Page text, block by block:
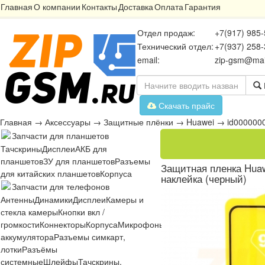
ГлавнаяО компании КонтактыДоставкаОплатаГарантия
Отдел продаж:
+7(917)
Технический отдел: +7(937)
email:
zip-
Скачать прайс
Главная → Аксессуары → Защитные плёнки → Huawei →
Запчасти для планшетов
ТачскриныДисплеиАКБ для
планшетовЗУ для планшетовРазъемы
для китайских планшетовКорпуса
Запчасти для телефонов
АнтенныДинамикиДисплеиКамеры и
стекла камерыКнопки вкл /
громкостиКоннекторыКорпусаМикрофоны Платы
аккумулятораРазъемы симкарт,
лоткиРазъёмы
системныеШлейфыТачскрины,
Защитная пленка
наклейка (черный)